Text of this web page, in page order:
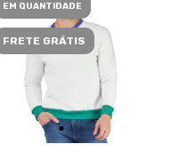
EM QUANTIDADE
FRETE GRÁTIS